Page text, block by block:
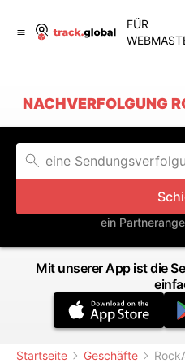
FÜR
NACHVERFOLGUNG
ein
Mit unserer App ist die
Startseite Geschäfte